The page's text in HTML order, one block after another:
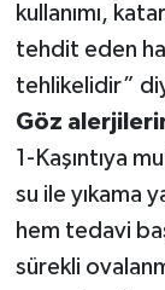
kullanımı,
tehdit eden
tehlikelidir”
Göz
1-Kaşıntıya
su ile yıkama
hem tedavi
sürekli